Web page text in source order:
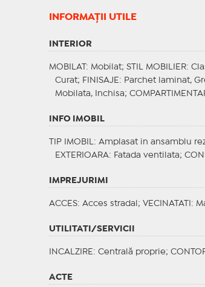
INFORMAŢII UTILE
INTERIOR
MOBILAT : Mobilat; STIL MOBILIER:
Curat; FINISAJE : Parchet laminat,
Mobilata, Inchisa;
INFO IMOBIL
TIP IMOBIL : Amplasat in ansamblu
EXTERIOARA: Fatada ventilata;
IMPREJURIMI
ACCES: Acces stradal; VECINATATI :
UTILITATI/SERVICII
INCALZIRE : Centrală proprie;
ACTE